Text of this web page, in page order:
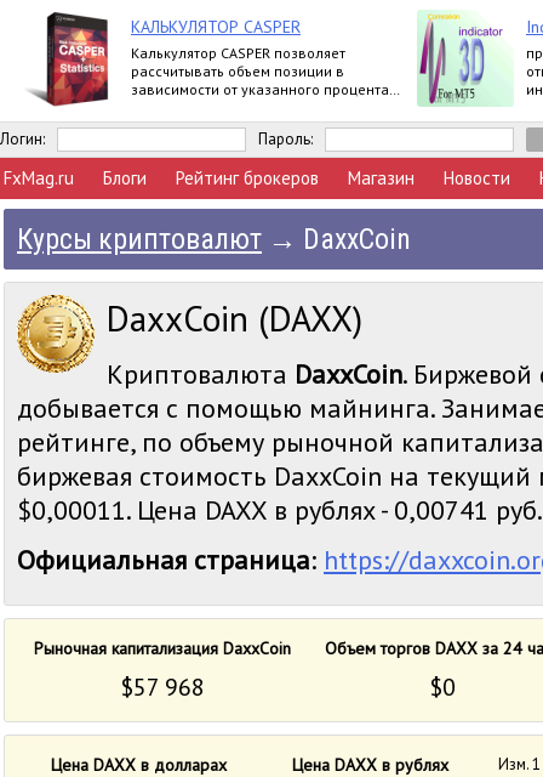
КАЛЬКУЛЯТОР CASPER
Калькулятор CASPER позволяет
рассчитывать объем позиции в
зависимости от указанного процента
Логин: Пароль:
FxMag.ru Блоги Рейтинг брокеров Магазин Новости
Курсы криптовалют → DaxxCoin
DaxxCoin (DAXX)
Криптовалюта DaxxCoin. Биржевой
добывается с помощью майнинга.
рейтинге, по объему рыночной
биржевая стоимость DaxxCoin на
$0,00011. Цена DAXX в рублях - 0,00741 руб.
Официальная страница: https://
Рыночная капитализация DaxxCoin Объем торгов DAXX за 24
$57 968 $0
Цена DAXX в долларах Цена DAXX в рублях Изм.